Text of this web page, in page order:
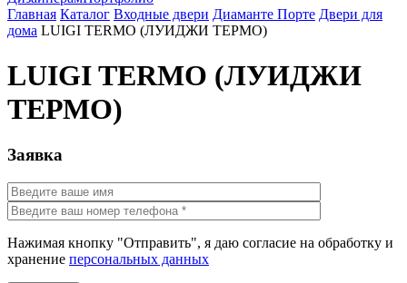
Главная Каталог Входные двери Диаманте Порте Двери для
дома LUIGI TERMO (ЛУИДЖИ ТЕРМО)
LUIGI TERMO (ЛУИДЖИ
ТЕРМО)
Заявка
Нажимая кнопку "Отправить", я даю согласие на обработку и
хранение персональных данных